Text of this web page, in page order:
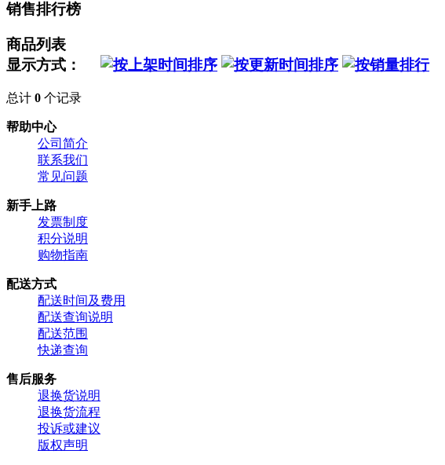
销售排行榜
商品列表
显示方式：
总计 0 个记录
帮助中心
公司简介
联系我们
常见问题
新手上路
发票制度
积分说明
购物指南
配送方式
配送时间及费用
配送查询说明
配送范围
快递查询
售后服务
退换货说明
退换货流程
投诉或建议
版权声明